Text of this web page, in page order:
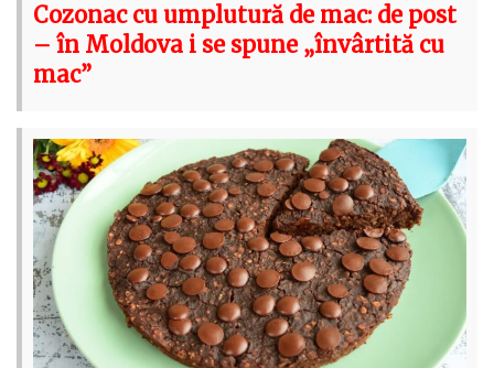
Cozonac cu umplutură de mac: de post
– în Moldova i se spune „învârtită cu
mac”